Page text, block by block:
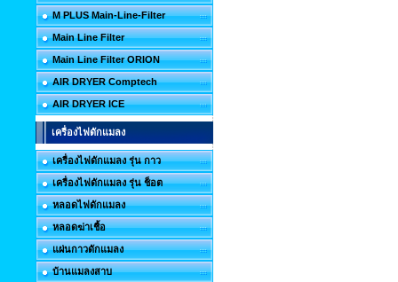
M PLUS Main-Line-Filter
Main Line Filter
Main Line Filter ORION
AIR DRYER Comptech
AIR DRYER ICE
เครื่องไฟดักแมลง
เครื่องไฟดักแมลง รุ่น กาว
เครื่องไฟดักแมลง รุ่น ช็อต
หลอดไฟดักแมลง
หลอดฆ่าเชื้อ
แผ่นกาวดักแมลง
บ้านแมลงสาบ